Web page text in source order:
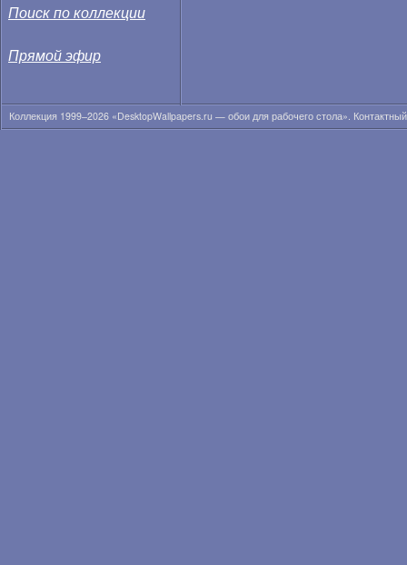
Поиск по коллекции
Прямой эфир
Коллекция 1999–2026 «DesktopWallpapers.ru — обои для рабочего стола».